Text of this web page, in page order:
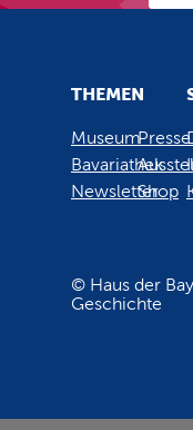
THEMEN
Museum
Bavariathek
Newsletter
Presse
Shop
© Haus der
Geschichte